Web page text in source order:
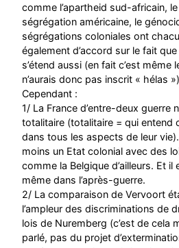
comme l’apartheid sud-africain,
ségrégation américaine, le
ségrégations coloniales ont
également d’accord sur le fait
s’étend aussi (en fait c’est même
n’aurais donc pas inscrit « hélas
Cependant :
1/ La France d’entre-deux guerre
totalitaire (totalitaire = qui entend
dans tous les aspects de leur vie).
moins un Etat colonial avec des
comme la Belgique d’ailleurs. Et
même dans l’après-guerre.
2/ La comparaison de Vervoort
l’ampleur des discriminations de
lois de Nuremberg (c’est de cela
parlé, pas du projet